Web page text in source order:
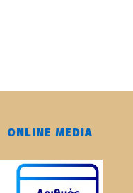
ONLINE MEDIA